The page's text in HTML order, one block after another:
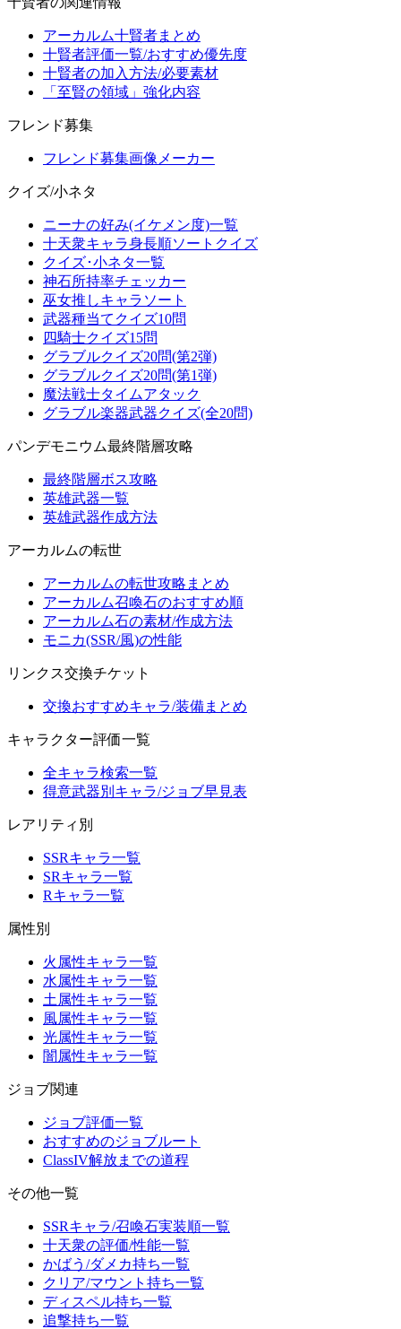
アーカルム十賢者まとめ
十賢者評価一覧/おすすめ優先度
十賢者の加入方法/必要素材
「至賢の領域」強化内容
フレンド募集
フレンド募集画像メーカー
クイズ/小ネタ
ニーナの好み(イケメン度)一覧
十天衆キャラ身長順ソートクイズ
クイズ･小ネタ一覧
神石所持率チェッカー
巫女推しキャラソート
武器種当てクイズ10問
四騎士クイズ15問
グラブルクイズ20問(第2弾)
グラブルクイズ20問(第1弾)
魔法戦士タイムアタック
グラブル楽器武器クイズ(全20問)
パンデモニウム最終階層攻略
最終階層ボス攻略
英雄武器一覧
英雄武器作成方法
アーカルムの転世
アーカルムの転世攻略まとめ
アーカルム召喚石のおすすめ順
アーカルム石の素材/作成方法
モニカ(SSR/風)の性能
リンクス交換チケット
交換おすすめキャラ/装備まとめ
キャラクター評価一覧
全キャラ検索一覧
得意武器別キャラ/ジョブ早見表
レアリティ別
SSRキャラ一覧
SRキャラ一覧
Rキャラ一覧
属性別
火属性キャラ一覧
水属性キャラ一覧
土属性キャラ一覧
風属性キャラ一覧
光属性キャラ一覧
闇属性キャラ一覧
ジョブ関連
ジョブ評価一覧
おすすめのジョブルート
ClassIV解放までの道程
その他一覧
SSRキャラ/召喚石実装順一覧
十天衆の評価/性能一覧
かばう/ダメカ持ち一覧
クリア/マウント持ち一覧
ディスペル持ち一覧
追撃持ち一覧